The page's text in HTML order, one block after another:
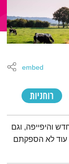
רוחניות
embed
והיפייפה, וגם
עוד לא הספקתם